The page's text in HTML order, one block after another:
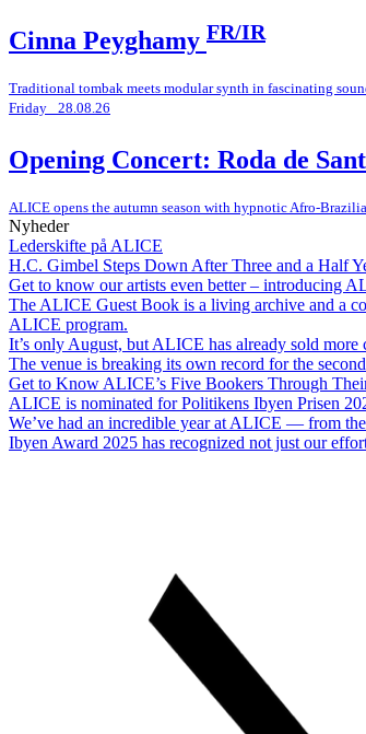
Cinna Peyghamy FR/IR
Traditional tombak meets modular synth in fascinating
Friday _28.08.26
Opening Concert: Roda de
ALICE opens the autumn season with hypnotic Afro-
Nyheder
Lederskifte på ALICE
H.C. Gimbel Steps Down After Three and a Half
Get to know our artists even better – introducing
The ALICE Guest Book is a living archive and a
ALICE program.
It’s only August, but ALICE has already sold
The venue is breaking its own record for the
Get to Know ALICE’s Five Bookers Through
ALICE is nominated for Politikens Ibyen Prisen
We’ve had an incredible year at ALICE — from
Ibyen Award 2025 has recognized not just our